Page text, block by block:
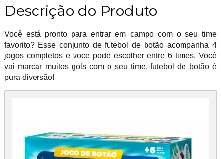
Descrição do Produto
Você está pronto para entrar em campo com o seu time
favorito? Esse conjunto de futebol de botão acompanha 4
jogos completos e voce pode escolher entre 6 times. Você
vai marcar muitos gols com o seu time, futebol de botão é
pura diversão!